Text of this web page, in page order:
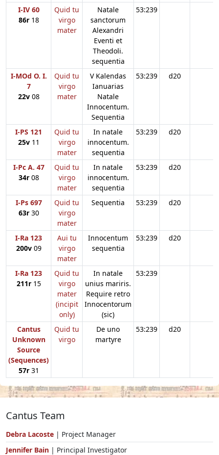
I-IV 60
86r18
Quid tu
virgo
mater
Natale
sanctorum
Alexandri
Eventi et
Theodoli.
sequentia
53:239
I-MOd O. I.
7
22v08
Quid tu
virgo
mater
V Kalendas
Ianuarias
Natale
Innocentum.
Sequentia
53:239 d20
I-PS 121
25v11
Quid tu
virgo
mater
In natale
innocentum.
sequentia
53:239 d20
I-Pc A. 47
34r08
Quid tu
virgo
mater
In natale
innocentum.
sequentia
53:239 d20
I-Ps 697
63r30
Quid tu
virgo
mater
Sequentia 53:239 d20
I-Ra 123
200v09
Aui tu
virgo
mater
Innocentum
sequentia
53:239 d20
I-Ra 123
211r15
Quid tu
virgo
mater
(incipit
only)
In natale
unius mariris.
Require retro
Innocentorum
(sic)
53:239
Cantus
Unknown
Source
(Sequences)
57r31
Quid tu
virgo
De uno
martyre
53:239 d20
Cantus Team
Debra Lacoste | Project Manager
Jennifer Bain | Principal Investigator